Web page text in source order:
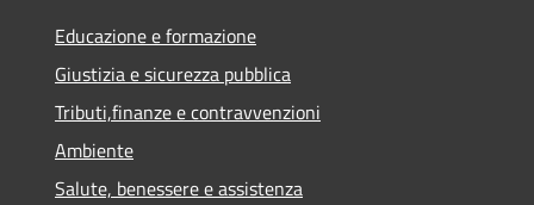
Educazione e formazione
Giustizia e sicurezza pubblica
Tributi,finanze e contravvenzioni
Ambiente
Salute, benessere e assistenza